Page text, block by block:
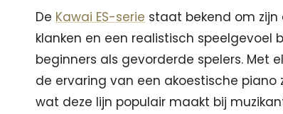
De Kawai ES-serie staat bekend om
klanken en een realistisch speelgevoel
beginners als gevorderde spelers. Met
de ervaring van een akoestische
wat deze lijn populair maakt bij